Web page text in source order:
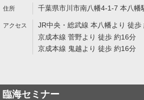
千葉県市川市南八幡4-1-7 本八幡
JR中央・総武線 本八幡より 徒歩
京成本線 菅野より 徒歩 約16分
京成本線 鬼越より 徒歩 約16分
臨海セミナー